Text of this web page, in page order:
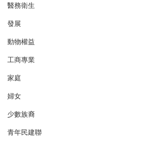
醫務衛生
發展
動物權益
工商專業
家庭
婦女
少數族裔
青年民建聯